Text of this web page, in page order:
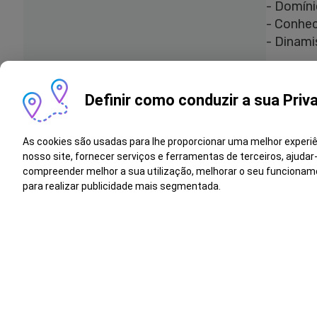
-
-
-
Na
Definir como conduzir a sua
As cookies são usadas para lhe proporcionar uma melhor
nosso site, fornecer serviços e ferramentas de terceiros,
compreender melhor a sua utilização, melhorar o seu
para realizar publicidade mais segmentada.